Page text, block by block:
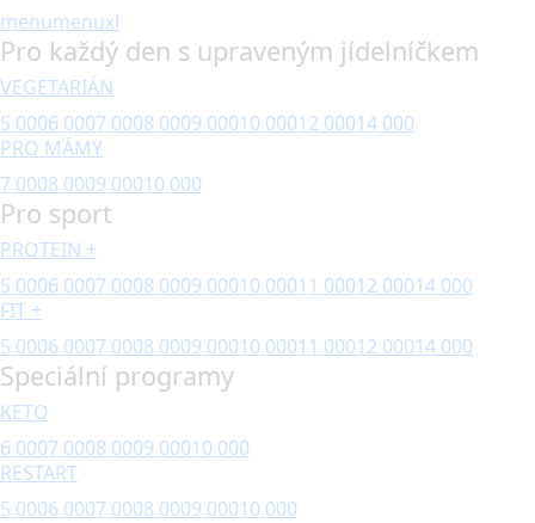
menumenuxl
Pro každý den s upraveným jídelníčkem
VEGETARIÁN
5 0006 0007 0008 0009 00010 00012 00014 000
PRO MÁMY
7 0008 0009 00010 000
Pro sport
PROTEIN +
5 0006 0007 0008 0009 00010 00011 00012 00014 000
FIT +
5 0006 0007 0008 0009 00010 00011 00012 00014 000
Speciální programy
KETO
6 0007 0008 0009 00010 000
RESTART
5 0006 0007 0008 0009 00010 000